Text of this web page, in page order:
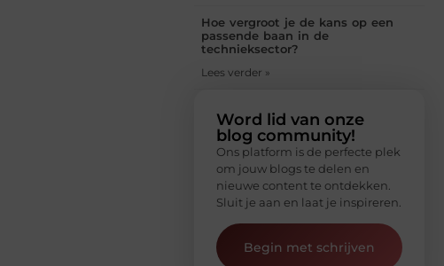
Hoe vergroot je de kans op een
passende baan in de
technieksector?
Lees verder »
Word lid van onze
blog community!
Ons platform is de perfecte plek
om jouw blogs te delen en
nieuwe content te ontdekken.
Sluit je aan en laat je inspireren.
Begin met schrijven